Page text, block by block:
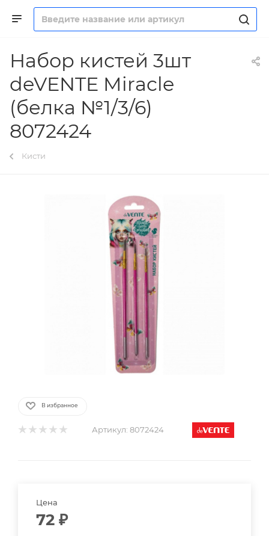
Набор кистей 3шт
deVENTE Miracle
(белка №1/3/6)
8072424
Кисти
В избранное
Артикул: 8072424
Цена
72 ₽